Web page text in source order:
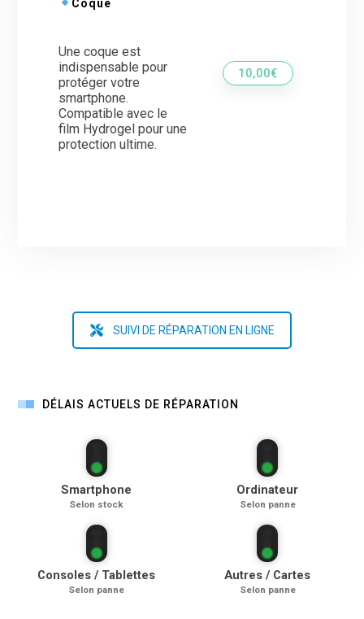
Coque
Une coque est
indispensable pour
protéger votre
smartphone.
Compatible avec le
film Hydrogel pour une
protection ultime.
10,00€
SUIVI DE RÉPARATION EN LIGNE
DÉLAIS ACTUELS DE RÉPARATION
Smartphone
Selon stock
Ordinateur
Selon panne
Consoles / Tablettes
Selon panne
Autres / Cartes
Selon panne